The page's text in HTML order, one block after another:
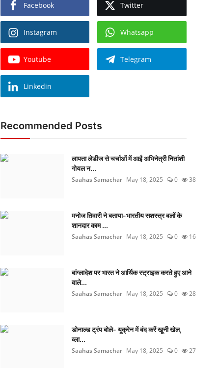
Facebook Twitter
Instagram Whatsapp
Youtube Telegram
Linkedin
Recommended Posts
लापता लेडीज से चर्चाओं में आईं अभिनेत्री नितांशी
गोयल न...
Saahas Samachar May 18, 2025 0 38
मनोज तिवारी ने बताया-भारतीय सशस्त्र बलों के
शानदार काम ...
Saahas Samachar May 18, 2025 0 16
बांग्लादेश पर भारत ने आर्थिक स्ट्राइक करते हुए आने
वाले...
Saahas Samachar May 18, 2025 0 28
डोनाल्ड ट्रंप बोले- यूक्रेन में बंद करें खूनी खेल,
व्ला...
Saahas Samachar May 18, 2025 0 27